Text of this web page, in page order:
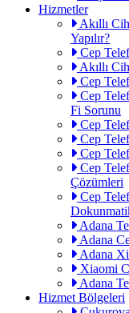
Hizmetler
Akıllı
Yapılır?
Cep
Akıllı
Cep
Cep
Fi Sorunu
Cep
Cep
Cep
Cep
Çözümleri
Cep
Adana
Adana
Adana
Xiaomi
Adana
Hizmet Bölgeleri